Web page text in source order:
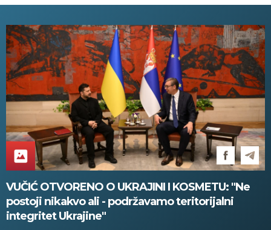
VUČIĆ OTVORENO O UKRAJINI I KOSMETU: "Ne
postoji nikakvo ali - podržavamo teritorijalni
integritet Ukrajine"